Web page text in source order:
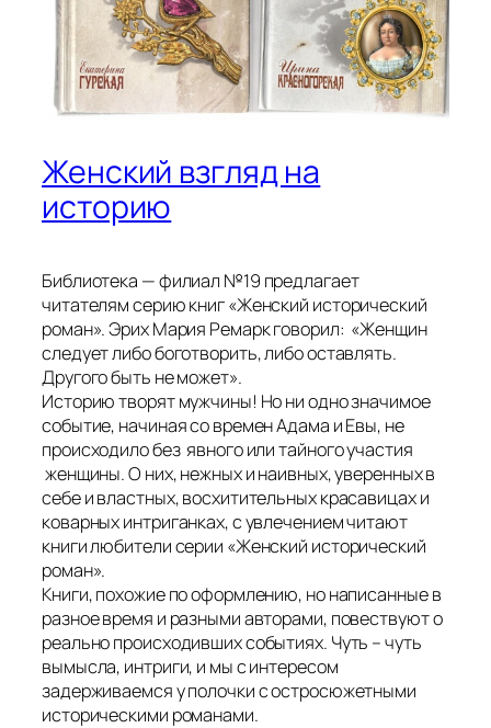
Женский взгляд на
историю
Библиотека — филиал №19 предлагает
читателям серию книг «Женский исторический
роман». Эрих Мария Ремарк говорил: «Женщин
следует либо боготворить, либо оставлять.
Другого быть не может».
Историю творят мужчины! Но ни одно значимое
событие, начиная со времен Адама и Евы, не
происходило без явного или тайного участия
женщины. О них, нежных и наивных, уверенных в
себе и властных, восхитительных красавицах и
коварных интриганках, с увлечением читают
книги любители серии «Женский исторический
роман».
Книги, похожие по оформлению, но написанные в
разное время и разными авторами, повествуют о
реально происходивших событиях. Чуть – чуть
вымысла, интриги, и мы с интересом
задерживаемся у полочки с остросюжетными
историческими романами.